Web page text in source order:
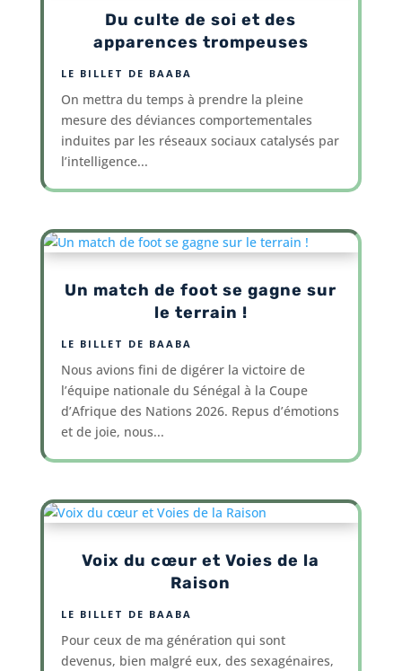
Du culte de soi et des
apparences trompeuses
LE BILLET DE BAABA
On mettra du temps à prendre la pleine
mesure des déviances comportementales
induites par les réseaux sociaux catalysés par
l’intelligence...
Un match de foot se gagne sur
le terrain !
LE BILLET DE BAABA
Nous avions fini de digérer la victoire de
l’équipe nationale du Sénégal à la Coupe
d’Afrique des Nations 2026. Repus d’émotions
et de joie, nous...
Voix du cœur et Voies de la
Raison
LE BILLET DE BAABA
Pour ceux de ma génération qui sont
devenus, bien malgré eux, des sexagénaires,